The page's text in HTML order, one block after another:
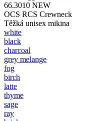
66.3010 NEW
OCS RCS Crewneck
Těžká unisex mikina
white
black
charcoal
grey melange
fog
birch
latte
thyme
sage
ray